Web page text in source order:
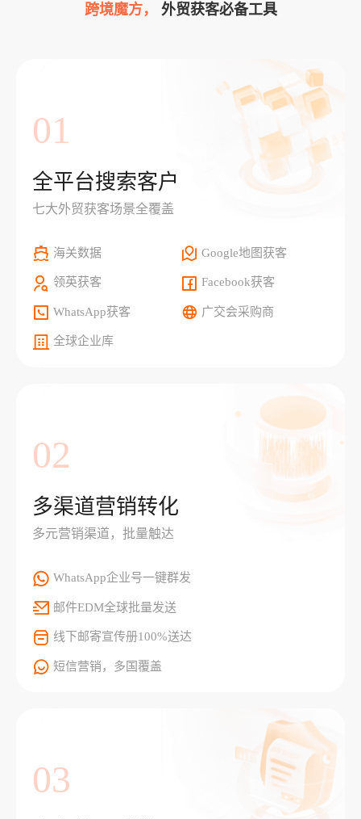
跨境魔方， 外贸获客必备工具
01
全平台搜索客户
七大外贸获客场景全覆盖
海关数据 Google地图获客
领英获客 Facebook获客
WhatsApp获客 广交会采购商
全球企业库
02
多渠道营销转化
多元营销渠道，批量触达
WhatsApp企业号一键群发
邮件EDM全球批量发送
线下邮寄宣传册100%送达
短信营销，多国覆盖
03